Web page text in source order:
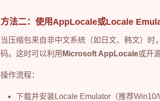
方法二：使用AppLocale或Locale
当压缩包来自非中文系统（如日文、韩文）
码。这时可以利用 Microsoft AppLocale或开
操作流程：
下载并安装Locale Emulator（推荐Win10/